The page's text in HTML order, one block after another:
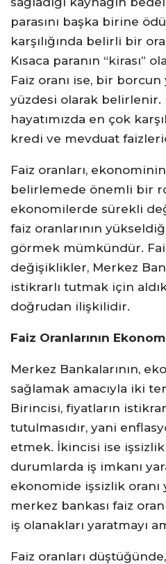
parasını başka birine
karşılığında belirli bir
Kısaca paranın “kirası”
Faiz oranı ise, bir
yüzdesi olarak belirlenir.
hayatımızda en çok
kredi ve mevduat
Faiz oranları,
belirlemede önemli bir
ekonomilerde sürekli
faiz oranlarının
görmek mümkündür.
değişiklikler, Merkez
istikrarlı tutmak için
doğrudan ilişkilidir.
Faiz Oranlarının
Merkez Bankalarının,
sağlamak amacıyla iki
Birincisi, fiyatların
tutulmasıdır, yani
etmek. İkincisi ise işsizlik
durumlarda iş imkanı
ekonomide işsizlik oranı
merkez bankası faiz
iş olanakları yaratmayı
Faiz oranları